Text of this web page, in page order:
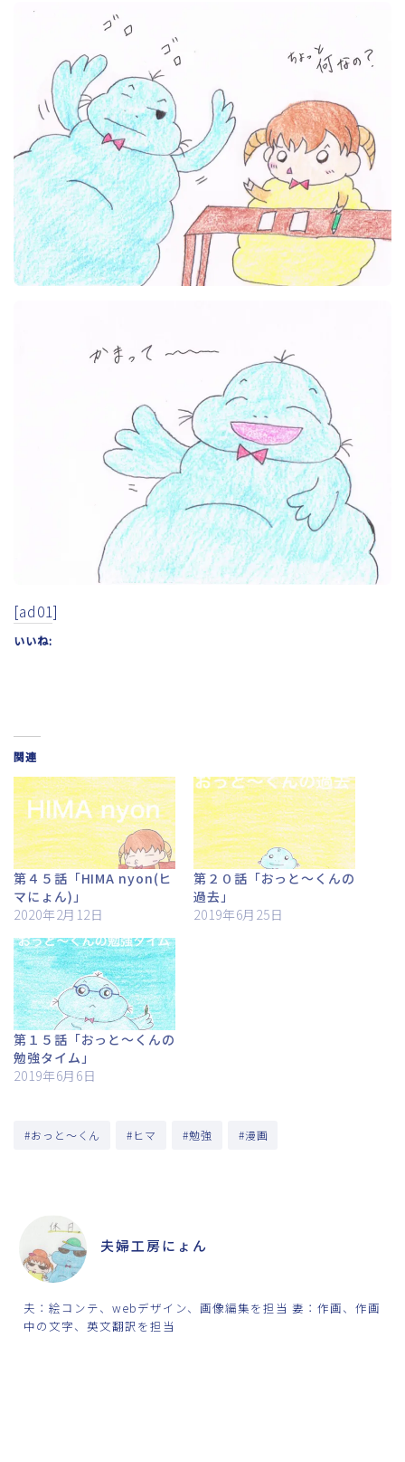
[ad01]
いいね:
関連
第４５話「HIMA nyon(ヒ
マにょん)」
2020年2月12日
第２０話「おっと～くんの
過去」
2019年6月25日
第１５話「おっと～くんの
勉強タイム」
2019年6月6日
#おっと～くん #ヒマ #勉強 #漫画
夫婦工房にょん
夫：絵コンテ、webデザイン、画像編集を担当 妻：作画、作画
中の文字、英文翻訳を担当